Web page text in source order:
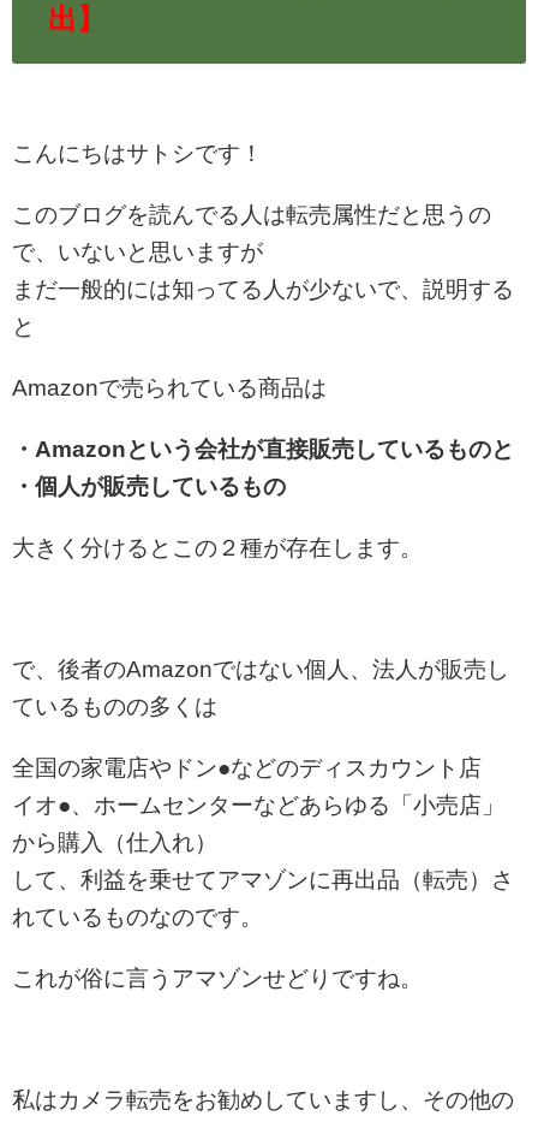
出】
こんにちはサトシです！
このブログを読んでる人は転売属性だと思うの
で、いないと思いますが
まだ一般的には知ってる人が少ないで、説明する
と
Amazonで売られている商品は
・Amazonという会社が直接販売しているものと
・個人が販売しているもの
大きく分けるとこの２種が存在します。
で、後者のAmazonではない個人、法人が販売し
ているものの多くは
全国の家電店やドン●などのディスカウント店
イオ●、ホームセンターなどあらゆる「小売店」
から購入（仕入れ）
して、利益を乗せてアマゾンに再出品（転売）さ
れているものなのです。
これが俗に言うアマゾンせどりですね。
私はカメラ転売をお勧めしていますし、その他の